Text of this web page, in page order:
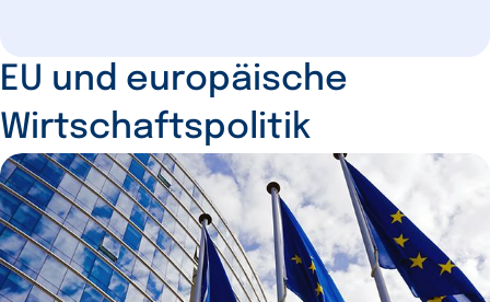
EU und europäische
Wirtschaftspolitik